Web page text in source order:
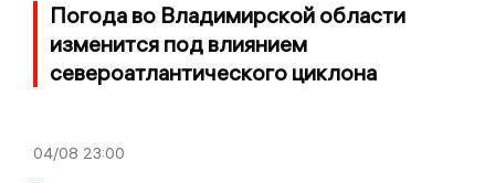
Погода во Владимирской области
изменится под влиянием
североатлантического циклона
04/08 23:00